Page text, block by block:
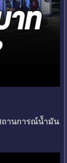
ถานการณ์น้ำมัน